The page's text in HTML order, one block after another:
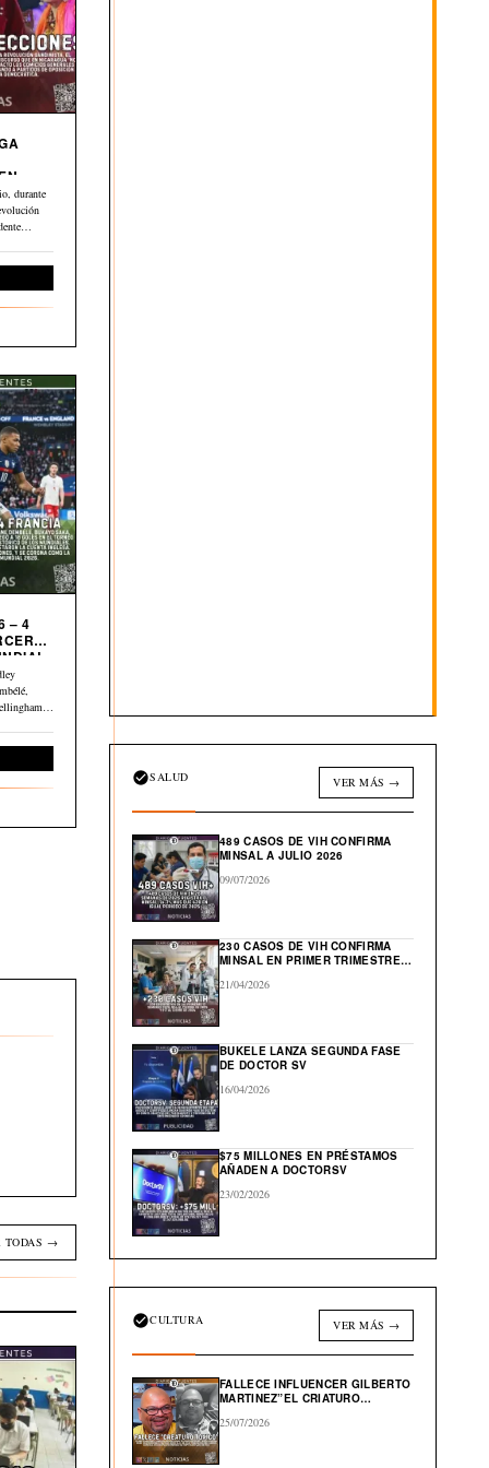
durante
– 4
y
TODAS →
SALUD VER MÁS →
489 CASOS DE VIH CONFIRMA
MINSAL A JULIO 2026
09/07/2026
230 CASOS DE VIH CONFIRMA
MINSAL EN PRIMER TRIMESTRE
21/04/2026
BUKELE LANZA SEGUNDA FASE
DE DOCTOR SV
16/04/2026
$75 MILLONES EN PRÉSTAMOS
AÑADEN A DOCTORSV
23/02/2026
CULTURA VER MÁS →
FALLECE INFLUENCER GILBERTO
MARTINEZ”EL CRIATURO
25/07/2026